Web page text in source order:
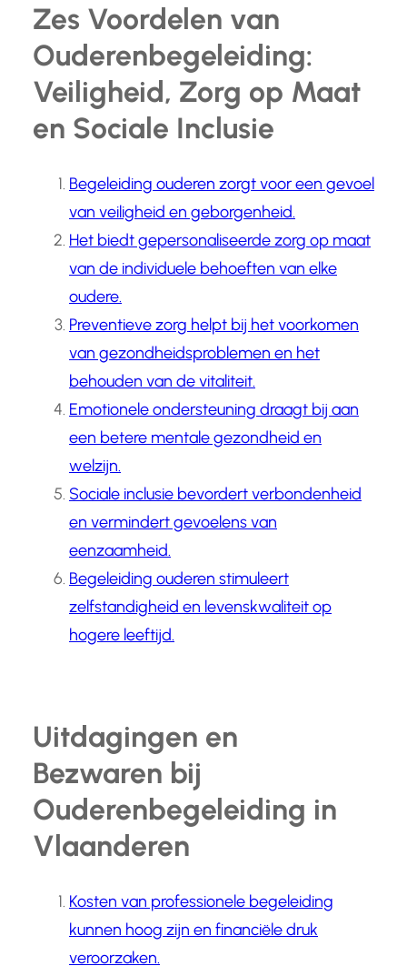
Zes Voordelen van
Ouderenbegeleiding:
Veiligheid, Zorg op Maat
en Sociale Inclusie
Begeleiding ouderen zorgt voor een gevoel
van veiligheid en geborgenheid.
Het biedt gepersonaliseerde zorg op maat
van de individuele behoeften van elke
oudere.
Preventieve zorg helpt bij het voorkomen
van gezondheidsproblemen en het
behouden van de vitaliteit.
Emotionele ondersteuning draagt bij aan
een betere mentale gezondheid en
welzijn.
Sociale inclusie bevordert verbondenheid
en vermindert gevoelens van
eenzaamheid.
Begeleiding ouderen stimuleert
zelfstandigheid en levenskwaliteit op
hogere leeftijd.
Uitdagingen en
Bezwaren bij
Ouderenbegeleiding in
Vlaanderen
Kosten van professionele begeleiding
kunnen hoog zijn en financiële druk
veroorzaken.